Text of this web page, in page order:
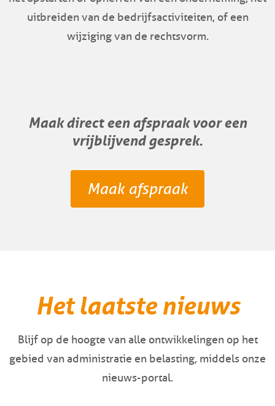
uitbreiden van de bedrijfsactiviteiten, of een
wijziging van de rechtsvorm.
Maak direct een afspraak voor een
vrijblijvend gesprek.
Maak afspraak
Het laatste nieuws
Blijf op de hoogte van alle ontwikkelingen op het
gebied van administratie en belasting, middels onze
nieuws-portal.